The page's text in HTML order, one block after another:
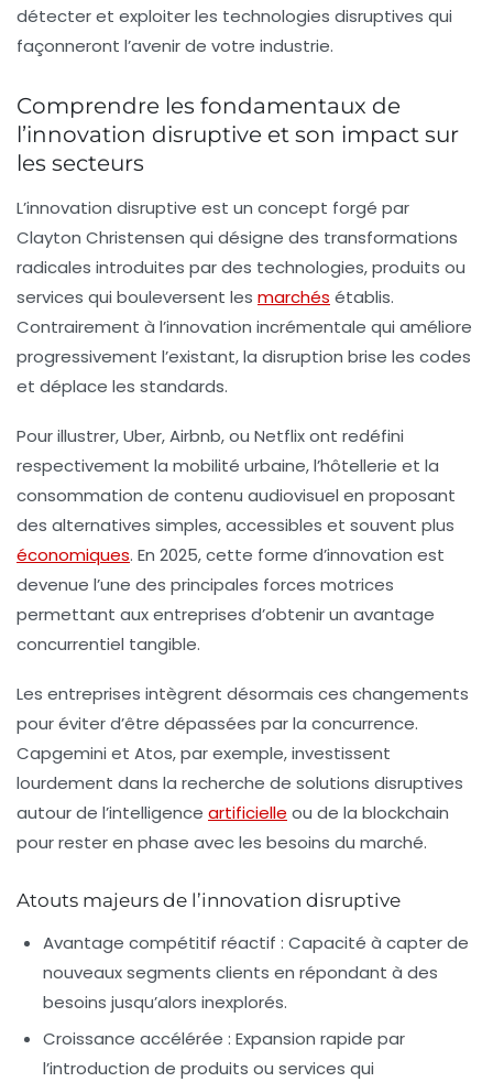
détecter et exploiter les technologies disruptives qui
façonneront l’avenir de votre industrie.
Comprendre les fondamentaux de
l’innovation disruptive et son impact sur
les secteurs
L’innovation disruptive est un concept forgé par
Clayton Christensen qui désigne des transformations
radicales introduites par des technologies, produits ou
services qui bouleversent les marchés établis.
Contrairement à l’innovation incrémentale qui améliore
progressivement l’existant, la disruption brise les codes
et déplace les standards.
Pour illustrer, Uber, Airbnb, ou Netflix ont redéfini
respectivement la mobilité urbaine, l’hôtellerie et la
consommation de contenu audiovisuel en proposant
des alternatives simples, accessibles et souvent plus
économiques. En 2025, cette forme d’innovation est
devenue l’une des principales forces motrices
permettant aux entreprises d’obtenir un avantage
concurrentiel tangible.
Les entreprises intègrent désormais ces changements
pour éviter d’être dépassées par la concurrence.
Capgemini et Atos, par exemple, investissent
lourdement dans la recherche de solutions disruptives
autour de l’intelligence artificielle ou de la blockchain
pour rester en phase avec les besoins du marché.
Atouts majeurs de l’innovation disruptive
Avantage compétitif réactif : Capacité à capter de
nouveaux segments clients en répondant à des
besoins jusqu’alors inexplorés.
Croissance accélérée : Expansion rapide par
l’introduction de produits ou services qui